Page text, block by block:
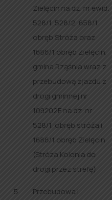
Zielęcin na dz. nr ewid.
528/1, 528/2, 658/1
obręb Stróża oraz
1686/1 obręb Zielęcin,
gmina Rząśnia wraz z
przebudową zjazdu z
drogi gminnej nr
109202E na dz. nr
528/1, obręb stróża i
1686/1 obręb Zielęcin
(Stróża Kolonia do
drogi przez strefę)
5
Przebudowa i